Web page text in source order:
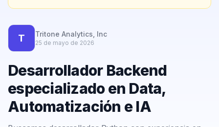
Contacto
Calculadora Freelance
T Tritone Analytics, Inc
25 de mayo de 2026
Desarrollador Backend
especializado en Data,
Automatización e IA